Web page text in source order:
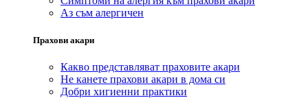
Аз съм алергичен
Прахови акари
Какво представляват праховите акари
Не канете прахови акари в дома си
Добри хигиенни практики